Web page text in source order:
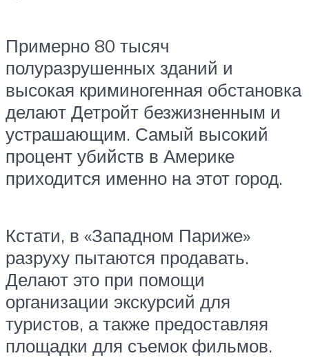
Примерно 80 тысяч
полуразрушенных зданий и
высокая криминогенная обстановка
делают Детройт безжизненным и
устрашающим. Самый высокий
процент убийств в Америке
приходится именно на этот город.
Кстати, в «Западном Париже»
разруху пытаются продавать.
Делают это при помощи
организации экскурсий для
туристов, а также предоставляя
площадки для съемок фильмов.